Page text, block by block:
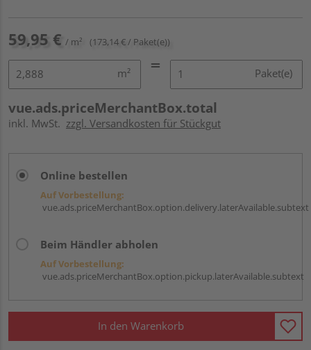
59,95 € / m² (173,14 € / Paket(e))
m² Paket(e)
vue.ads.priceMerchantBox.total
inkl. MwSt. zzgl. Versandkosten für Stückgut
Online bestellen
Auf Vorbestellung:
vue.ads.priceMerchantBox.option.delivery.laterAvailable.subtext
Beim Händler abholen
Auf Vorbestellung:
vue.ads.priceMerchantBox.option.pickup.laterAvailable.subtext
In den Warenkorb